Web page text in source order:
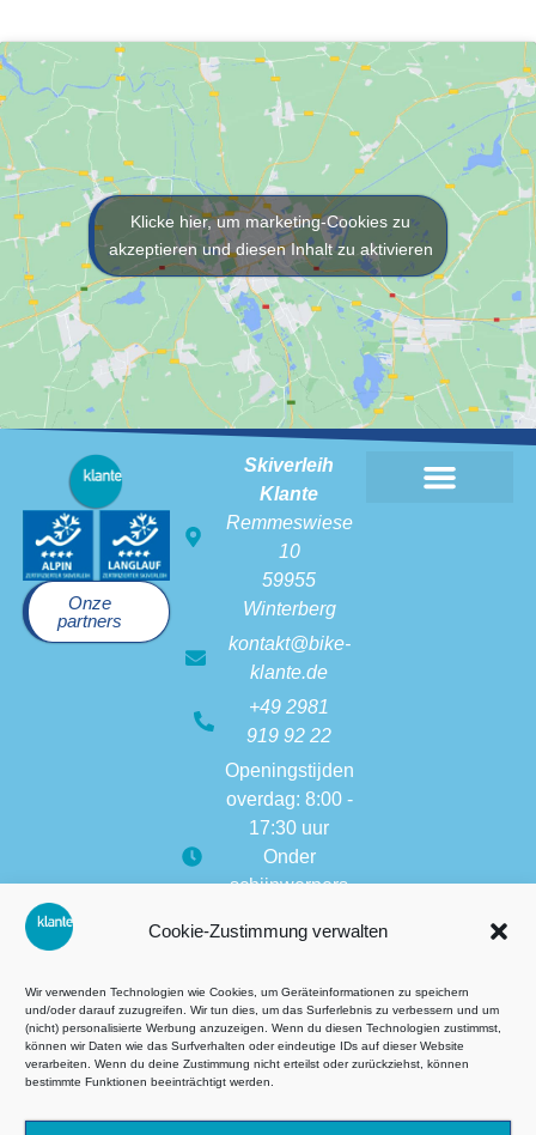
Cookie-Zustimmung verwalten
Wir verwenden Technologien wie Cookies, um Geräteinformationen zu speichern
und/oder darauf zuzugreifen. Wir tun dies, um das Surferlebnis zu verbessern und um
(nicht) personalisierte Werbung anzuzeigen. Wenn du diesen Technologien zustimmst,
können wir Daten wie das Surfverhalten oder eindeutige IDs auf dieser Website
verarbeiten. Wenn du deine Zustimmung nicht erteilst oder zurückziehst, können
bestimmte Funktionen beeinträchtigt werden.
Klicke hier, um marketing-Cookies zu
akzeptieren und diesen Inhalt zu aktivieren
Skiverleih
Klante
Remmeswiese
10
59955
Winterberg
kontakt@bike-
klante.de
+49 2981
919 92 22
Openingstijden
overdag: 8:00 -
17:30 uur
Onder
schijnwerpers
8:00 tot 22:30
van andere
vestigingen:
8:00 tot 17:30
Onze
partners